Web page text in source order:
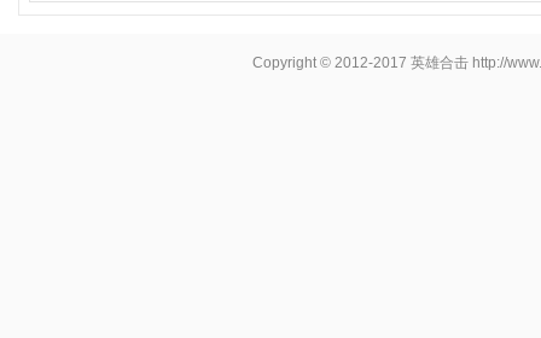
Copyright © 2012-2017 英雄合击 http://